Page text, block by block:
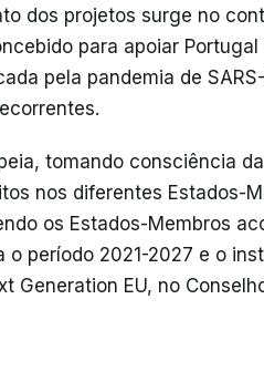
dos projetos surge no
para apoiar
pela pandemia de
tomando consciência
nos diferentes Estados-
os Estados-Membros
o período 2021-2027 e o
Generation EU, no